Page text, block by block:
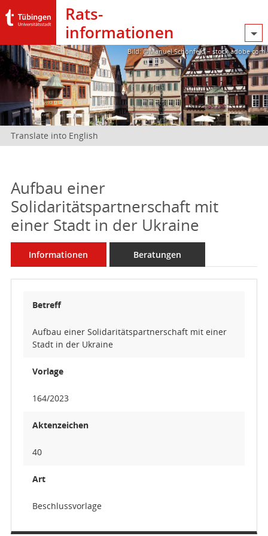
Rats­
informationen
Bild: @Manuel Schönfeld – stock.adobe.com
Translate into English
Aufbau einer
Solidaritätspartnerschaft mit
einer Stadt in der Ukraine
Informationen Beratungen
Betreff
Aufbau einer Solidaritätspartnerschaft mit einer
Stadt in der Ukraine
Vorlage
164/2023
Aktenzeichen
40
Art
Beschlussvorlage